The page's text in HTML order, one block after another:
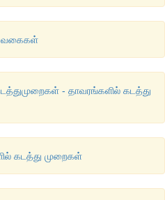
வகைகள்
- தாவரங்களில் கடத்து
கடத்து முறைகள்